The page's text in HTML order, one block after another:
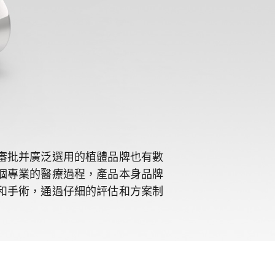
批并廣泛選用的植體品牌也有數
專業的醫療過程，產品本身品牌
術，通過仔細的評估和方案制